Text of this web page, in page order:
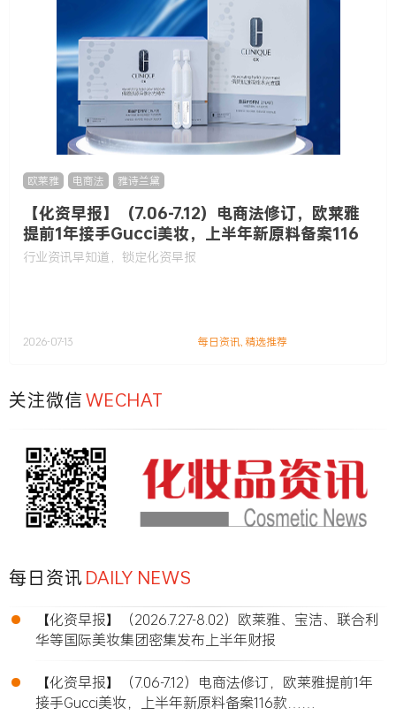
欧莱雅 电商法 雅诗兰黛
【化资早报】（7.06-7.12）电商法修订，欧莱雅
提前1年接手Gucci美妆，上半年新原料备案116
款……
行业资讯早知道，锁定化资早报
2026-07-13 每日资讯,精选推荐
关注微信WECHAT
每日资讯DAILY NEWS
•
【化资早报】（2026.7.27-8.02）欧莱雅、宝洁、联合利
华等国际美妆集团密集发布上半年财报
•
【化资早报】（7.06-7.12）电商法修订，欧莱雅提前1年
接手Gucci美妆，上半年新原料备案116款……